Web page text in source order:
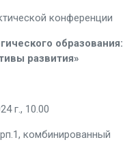
конференции
образования:
развития»
г., 10.00
комбинированный